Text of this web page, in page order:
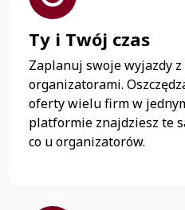
Ty i Twój czas
Zaplanuj swoje wyjazdy
organizatorami.
oferty wielu firm w
platformie znajdziesz te
co u organizatorów.